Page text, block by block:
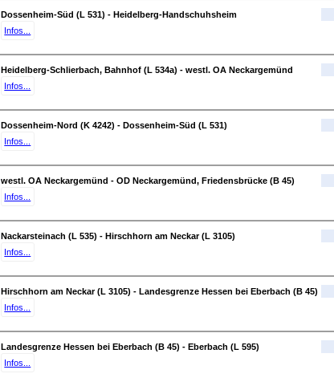
Dossenheim-Süd (L 531) - Heidelberg-Handschuhsheim
Infos...
Heidelberg-Schlierbach, Bahnhof (L 534a) - westl. OA Neckargemünd
Infos...
Dossenheim-Nord (K 4242) - Dossenheim-Süd (L 531)
Infos...
westl. OA Neckargemünd - OD Neckargemünd, Friedensbrücke (B 45)
Infos...
Nackarsteinach (L 535) - Hirschhorn am Neckar (L 3105)
Infos...
Hirschhorn am Neckar (L 3105) - Landesgrenze Hessen bei Eberbach (B 45)
Infos...
Landesgrenze Hessen bei Eberbach (B 45) - Eberbach (L 595)
Infos...